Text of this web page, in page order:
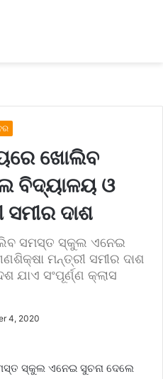
ଖୋଲିବ
ବିଦ୍ୟାଳୟ ଓ
ଦାଶ
ସମସ୍ତ ସ୍କୁଲ ଏନେଇ
ମନ୍ତ୍ରୀ ସମୀର ଦାଶ
ଯାଏ ସଂପୂର୍ଣ୍ଣ କ୍ଲାସ
4, 2020
ସ୍କୁଲ ଏନେଇ ସୁଚନା ଦେଲେ